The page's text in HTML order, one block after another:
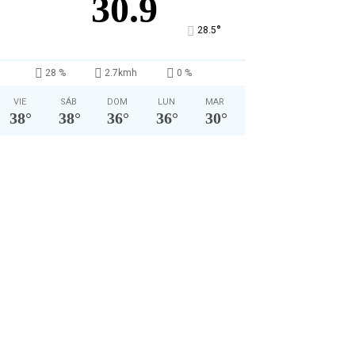
30.9 28.5°
28 % 2.7kmh 0 %
VIE
38°
SÁB
38°
DOM
36°
LUN
36°
MAR
30°